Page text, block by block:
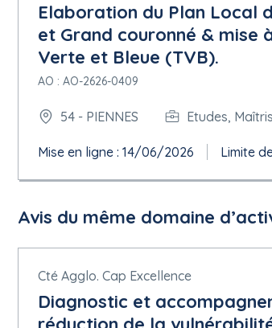
Montage financier : Cf Rc
5.1.15 Techniques
Accord-cadre :
Pas d'accord-cadre
Pas de système d'acquisition dynamique
Organisation chargée des procédures de
Organisation qui fournit des précisions
Section 8 - Organisations
8.1 ORG-0001
Nom officiel : Avenue-Web Systèmes
Elaboration du Plan Local
et Grand couronné & mise
Verte et Bleue (TVB).
AO : AO-2626-0409
54 - PIENNES Etudes,
Mise en ligne : 14/06/2026 Limite
Avis du même domaine
Cté Agglo. Cap Excellence
Diagnostic et